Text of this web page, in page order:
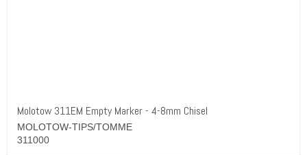
Molotow 311EM Empty Marker - 4-8mm Chisel
MOLOTOW-TIPS/TOMME
311000